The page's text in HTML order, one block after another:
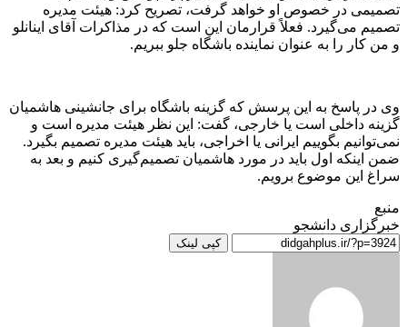
تصمیمی در خصوص او خواهد گرفت، تصریح کرد: هیئت مدیره
تصمیم می‌گیرد. فعلاً قرارمان این است که در مذاکرات آقای اینانلو
و من کار را به عنوان نماینده باشگاه جلو ببریم.
وی در پاسخ به این پرسش که گزینه باشگاه برای جانشینی هاشمیان
گزینه داخلی است یا خارجی، گفت: این نظر هیئت مدیره است و
نمی‌توانیم بگوییم ایرانی یا اخراجی، باید هیئت مدیره تصمیم بگیرد.
ضمن اینکه اول باید در مورد هاشمیان تصمیم‌گیری کنیم و بعد به
سراغ این موضوع برویم.
منبع
خبرگزاری دانشجو
کپی لینک